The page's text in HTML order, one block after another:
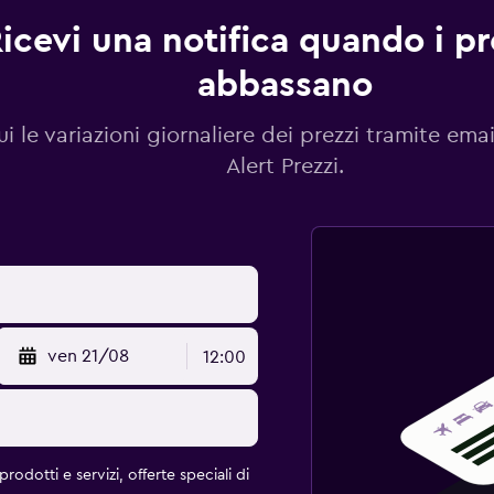
una notifica quando i
abbassano
le variazioni giornaliere dei prezzi tramite
Alert Prezzi.
ven 21/08 12:00
e servizi, offerte speciali di